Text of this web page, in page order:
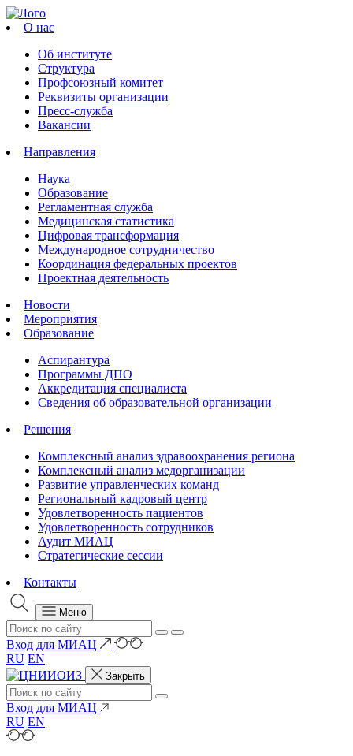
О нас
Об институте
Структура
Профсоюзный комитет
Реквизиты организации
Пресс-служба
Вакансии
Направления
Наука
Образование
Регламентная служба
Медицинская статистика
Цифровая трансформация
Международное сотрудничество
Координация федеральных проектов
Проектная деятельность
Новости
Мероприятия
Образование
Аспирантура
Программы ДПО
Аккредитация специалиста
Сведения об образовательной организации
Решения
Комплексный анализ здравоохранения региона
Комплексный анализ медорганизации
Развитие управленческих команд
Региональный кадровый центр
Удовлетворенность пациентов
Удовлетворенность сотрудников
Аудит МИАЦ
Стратегические сессии
Контакты
Меню
Вход для МИАЦ
RU EN
Закрыть
Вход для МИАЦ
RU EN